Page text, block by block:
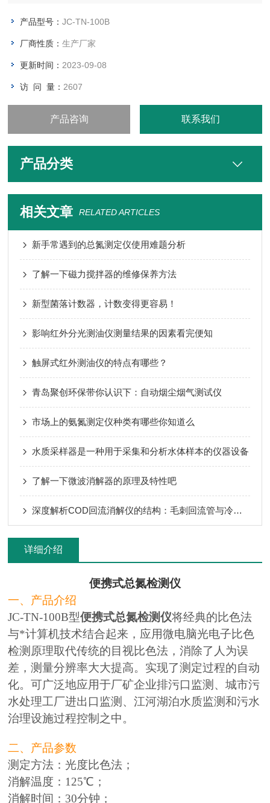
程控制之中。
产品型号：JC-TN-100B
厂商性质：生产厂家
更新时间： 2023-09-08
访 问 量： 2607
产品咨询 联系我们
产品分类
相关文章 RELATED ARTICLES
新手常遇到的总氮测定仪使用难题分析
了解一下磁力搅拌器的维修保养方法
新型菌落计数器，计数变得更容易！
影响红外分光测油仪测量结果的因素看完便知
触屏式红外测油仪的特点有哪些？
青岛聚创环保带你认识下：自动烟尘烟气测试仪
市场上的氨氮测定仪种类有哪些你知道么
水质采样器是一种用于采集和分析水体样本的仪器设备
了解一下微波消解器的原理及特性吧
深度解析COD回流消解仪的结构：毛刺回流管与冷却系统
详细介绍
便携式总氮检测仪
一、产品介绍
JC-TN-100B型便携式总氮检测仪将经典的比色法
与*计算机技术结合起来，应用微电脑光电子比色
检测原理取代传统的目视比色法，消除了人为误
差，测量分辨率大大提高。实现了测定过程的自动
化。可广泛地应用于厂矿企业排污口监测、城市污
水处理工厂进出口监测、江河湖泊水质监测和污水
治理设施过程控制之中。
二、产品参数
测定方法：光度比色法；
消解温度：125℃；
消解时间：30分钟；